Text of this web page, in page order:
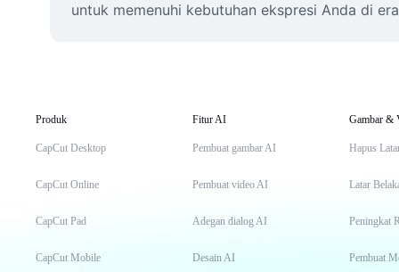
untuk memenuhi kebutuhan ekspresi Anda di
Produk
CapCut Desktop
CapCut Online
CapCut Pad
CapCut Mobile
Fitur AI
Pembuat gambar AI
Pembuat video AI
Adegan dialog AI
Desain AI
Gambar &
Hapus
Latar
Peningkat
Pembuat